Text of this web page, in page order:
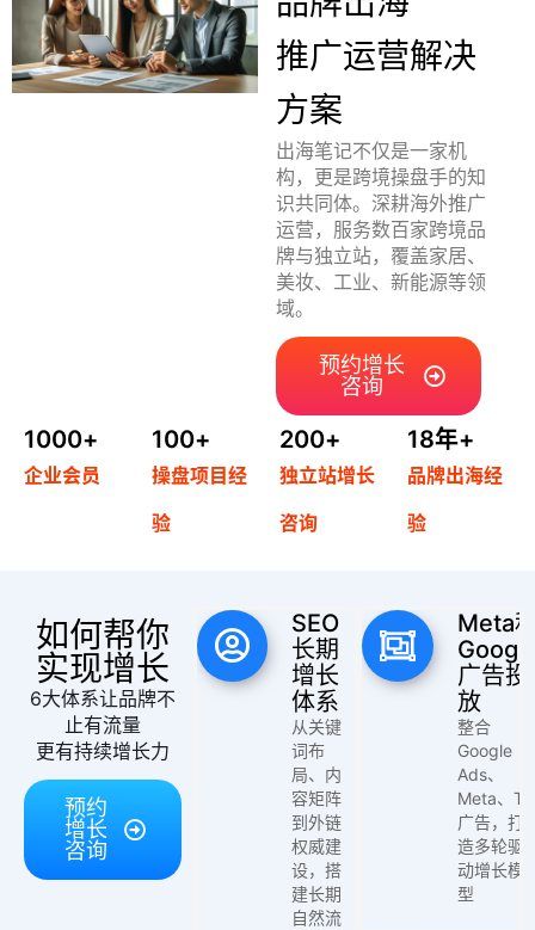
首
页
案
操
盘
手
b
货
推广运营解决
方案
出海笔记不仅是一家机
构，更是跨境操盘手的知
识共同体。深耕海外推广
运营，服务数百家跨境品
牌与独立站，覆盖家居、
美妆、工业、新能源等领
域。
预约增长
咨询
企业会员
1000+
操盘项目经
验
100+
独立站增长
咨询
200+
品牌出海经
验
18年+
如何帮你
实现增长
6大体系让品牌不
止有流量
更有持续增长力
预约
增长
咨询
SEO
长期
增长
体系
从关键
词布
局、内
容矩阵
到外链
权威建
设，搭
建长期
自然流
Meta
广告投
放
整合
Google
Ads、
Meta、TK
广告，打
造多轮驱
动增长模
型